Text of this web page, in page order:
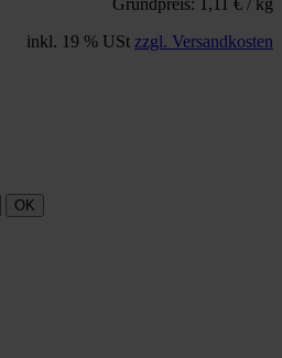
inkl. 19 % USt zzgl. Versandkosten
OK